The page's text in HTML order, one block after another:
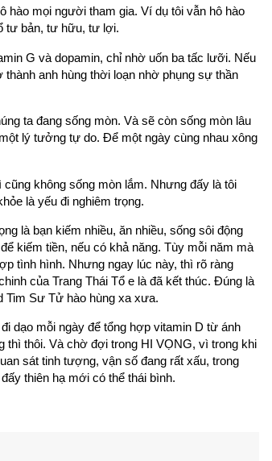
hào mọi người tham gia. Ví dụ tôi vẫn hô hào
tư bản, tư hữu, tư lợi.
G và dopamin, chỉ nhờ uốn ba tấc lưỡi. Nếu
anh hùng thời loạn nhờ phụng sự thần
ta đang sống mòn. Và sẽ còn sống mòn lâu
lý tưởng tự do. Để một ngày cùng nhau xông
không sống mòn lắm. Nhưng đấy là tôi
là yếu đi nghiêm trọng.
là bạn kiếm nhiều, ăn nhiều, sống sôi động
kiếm tiền, nếu có khả năng. Tùy mỗi năm mà
tình hình. Nhưng ngay lúc này, thì rõ ràng
của Trang Thái Tổ e là đã kết thúc. Đúng là
Tim Sư Tử hào hùng xa xưa.
dạo mỗi ngày để tổng hợp vitamin D từ ánh
thì thôi. Và chờ đợi trong HI VỌNG, vì trong khi
sát tinh tượng, vận số đang rất xấu, trong
thiên hạ mới có thể thái bình.